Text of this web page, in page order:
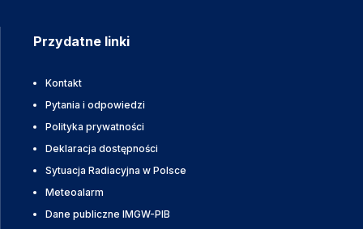
Przydatne linki
Kontakt
Pytania i odpowiedzi
Polityka prywatności
Deklaracja dostępności
Sytuacja Radiacyjna w Polsce
Meteoalarm
Dane publiczne IMGW-PIB